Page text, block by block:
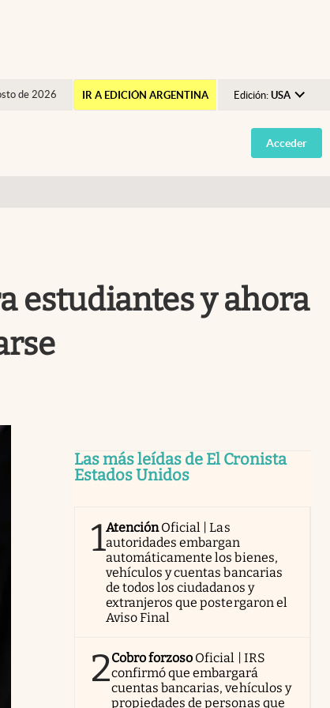
de 2026 IR A EDICIÓN ARGENTINA Edición: USA
Argentina
España
Acceder
estudiantes y ahora
Las más leídas de El Cronista
Estados Unidos
1AtenciónOficial | Las
autoridades embargan
automáticamente los bienes,
vehículos y cuentas bancarias
de todos los ciudadanos y
extranjeros que postergaron el
Aviso Final
2Cobro forzoso Oficial | IRS
confirmó que embargará
cuentas bancarias, vehículos y
propiedades de personas que